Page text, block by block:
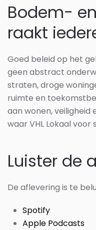
Bodem-
raakt
Goed beleid op het
geen abstract
straten, droge
ruimte en
aan wonen,
waar VHL Lokaal
Luister de
De aflevering is te
Spotify
Apple Podcasts